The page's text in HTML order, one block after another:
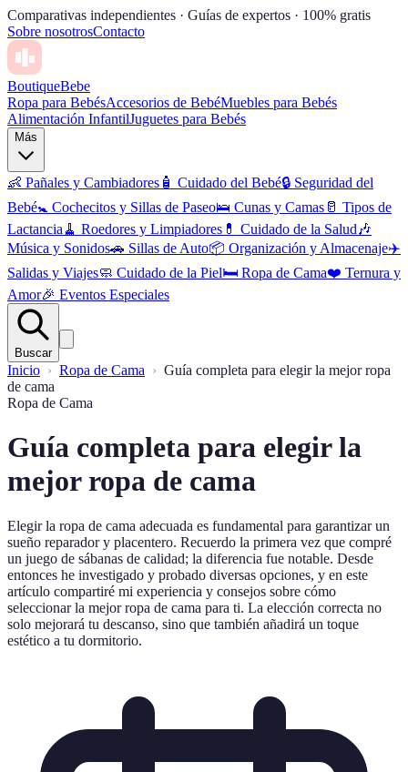
Comparativas independientes · Guías de expertos · 100% gratis
Sobre nosotrosContacto
BoutiqueBebe
Ropa para BebésAccesorios de BebéMuebles para Bebés
Alimentación InfantilJuguetes para Bebés
Más
👶 Pañales y Cambiadores 🧴 Cuidado del Bebé🔒 Seguridad del
Bebé🚼 Cochecitos y Sillas de Paseo🛌 Cunas y Camas 🥛 Tipos de
Lactancia 🧹 Roedores y Limpiadores 💊 Cuidado de la Salud 🎶
Música y Sonidos🚗 Sillas de Auto📦 Organización y Almacenaje✈️
Salidas y Viajes🧼 Cuidado de la Piel🛏️ Ropa de Cama❤️ Ternura y
Amor🎉 Eventos Especiales
Buscar
Inicio Ropa de Cama
Guía completa para elegir la mejor ropa
de cama
Ropa de Cama
Guía completa para elegir la
mejor ropa de cama
Elegir la ropa de cama adecuada es fundamental para garantizar un
sueño reparador y placentero. Recuerdo la primera vez que compré
un juego de sábanas de calidad; la diferencia fue notable. Desde
entonces he investigado y probado diversas opciones, y en este
artículo compartiré mi experiencia y consejos sobre cómo
seleccionar la mejor ropa de cama para ti. La elección correcta no
solo mejorará tu descanso, sino que también añadirá un toque
estético a tu dormitorio.